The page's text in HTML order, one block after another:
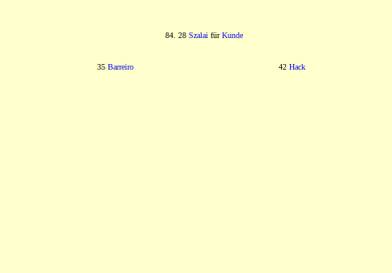
84. 28 Szalai fürKunde
35 Barreiro 42 Hack